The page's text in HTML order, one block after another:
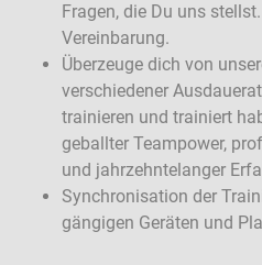
Fragen, die Du uns
Vereinbarung.
Überzeuge dich von
verschiedener
trainieren und trainiert
geballter Teampower,
und jahrzehntelanger
Synchronisation der
gängigen Geräten und